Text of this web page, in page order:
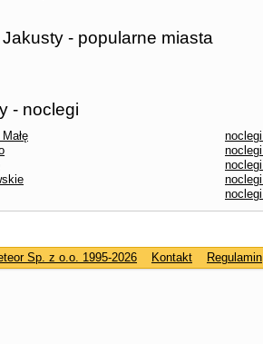
- popularne miasta
- noclegi
Sp. z o.o. 1995-2026 Kontakt Regulamin